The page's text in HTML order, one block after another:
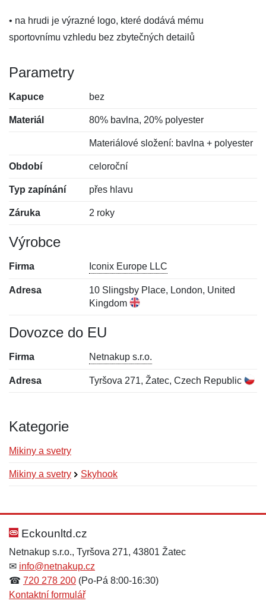
• na hrudi je výrazné logo, které dodává mému
sportovnímu vzhledu bez zbytečných detailů
Parametry
Kapuce bez
Materiál 80% bavlna, 20% polyester
Materiálové složení: bavlna + polyester
Období celoroční
Typ zapínání přes hlavu
Záruka 2 roky
Výrobce
Firma Iconix Europe LLC
Adresa
10 Slingsby Place, London, United
Kingdom
Dovozce do EU
Firma Netnakup s.r.o.
Adresa Tyršova 271, Žatec, Czech Republic
Kategorie
Mikiny a svetry
Mikiny a svetry Skyhook
Hodnocení:
Jméno: *
Jméno:
E-mail:*
Eckounltd.cz
Netnakup s.r.o., Tyršova 271, 43801 Žatec
✉ info@netnakup.cz
☎ 720 278 200 (Po-Pá 8:00-16:30)
Kontaktní formulář